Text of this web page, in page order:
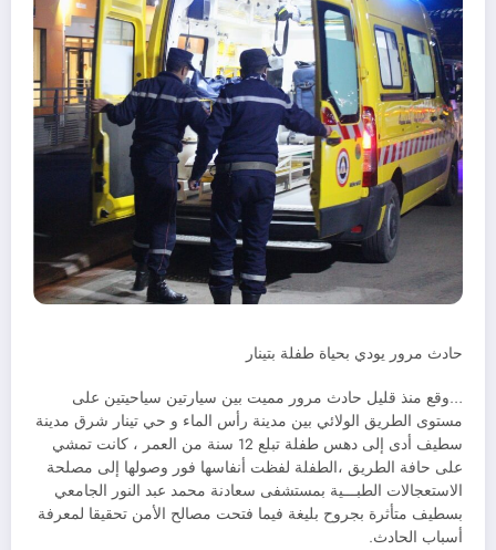
حادث مرور يودي بحياة طفلة بتينار
…وقع منذ قليل حادث مرور مميت بين سيارتين سياحيتين على
مستوى الطريق الولائي بين مدينة رأس الماء و حي تينار شرق مدينة
سطيف أدى إلى دهس طفلة تبلع 12 سنة من العمر ، كانت تمشي
على حافة الطريق ،الطفلة لفظت أنفاسها فور وصولها إلى مصلحة
الاستعجالات الطبـــية بمستشفى سعادنة محمد عبد النور الجامعي
بسطيف متأثرة بجروح بليغة فيما فتحت مصالح الأمن تحقيقا لمعرفة
أسباب الحادث.